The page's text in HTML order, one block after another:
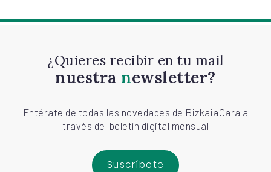
¿Quieres recibir en tu mail
nuestra newsletter?
Entérate de todas las novedades de BizkaiaGara a
través del boletín digital mensual
Suscríbete